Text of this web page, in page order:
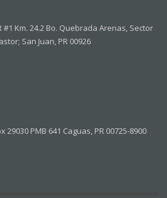
#1 Km. 24.2 Bo. Quebrada Arenas, Sector
San Juan, PR 00926
29030 PMB 641 Caguas, PR 00725-8900